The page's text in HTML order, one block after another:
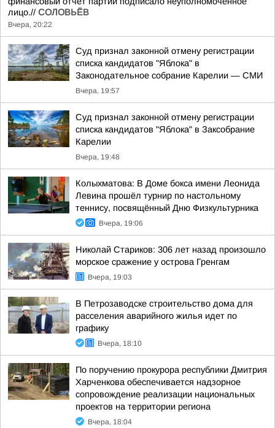
лицо.// СОЛОВЬЁВ
Вчера, 20:22
Суд признал законной отмену регистрации
списка кандидатов "Яблока" в
Законодательное собрание Карелии — СМИ
Вчера, 19:57
Суд признал законной отмену регистрации
списка кандидатов "Яблока" в Заксобрание
Карелии
Вчера, 19:48
Колыхматова: В Доме бокса имени Леонида
Левина прошёл турнир по настольному
теннису, посвящённый Дню Физкультурника
Вчера, 19:06
Николай Стариков: 306 лет назад произошло
морское сражение у острова Гренгам
Вчера, 19:03
В Петрозаводске строительство дома для
расселения аварийного жилья идет по
графику
Вчера, 18:10
По поручению прокурора республики Дмитрия
Харченкова обеспечивается надзорное
сопровождение реализации национальных
проектов на территории региона
Вчера, 18:04